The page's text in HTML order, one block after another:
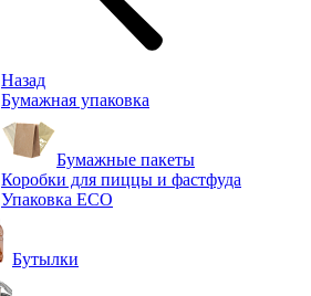
Назад
Бумажная упаковка
Бумажные пакеты
Коробки для пиццы и фастфуда
Упаковка ECO
Бутылки